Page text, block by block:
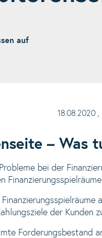
auf
18.08.2020 ,
– Was
bei der
der Kunden
Forderungsbestand